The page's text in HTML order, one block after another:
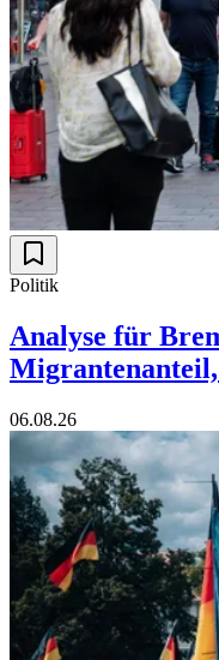
Politik
Analyse für
06.08.26